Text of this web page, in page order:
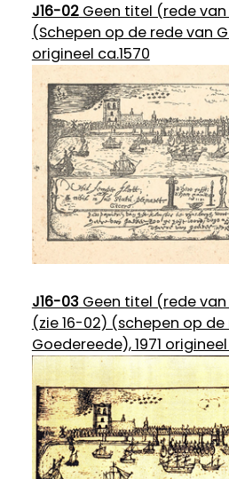
J16-02Geen titel (rede
(Schepen op de rede van
origineel ca.1570
J16-03Geen titel (rede
(zie 16-02) (schepen op de
Goedereede), 1971